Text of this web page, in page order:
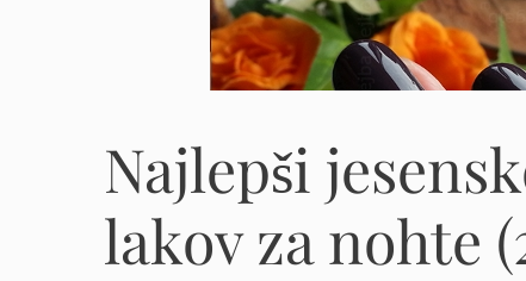
Najlepši
lakov za nohte